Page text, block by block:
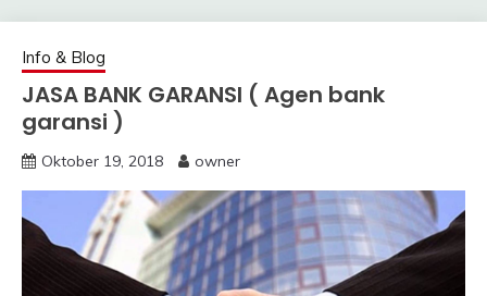
Info & Blog
JASA BANK GARANSI ( Agen bank
garansi )
Oktober 19, 2018 owner